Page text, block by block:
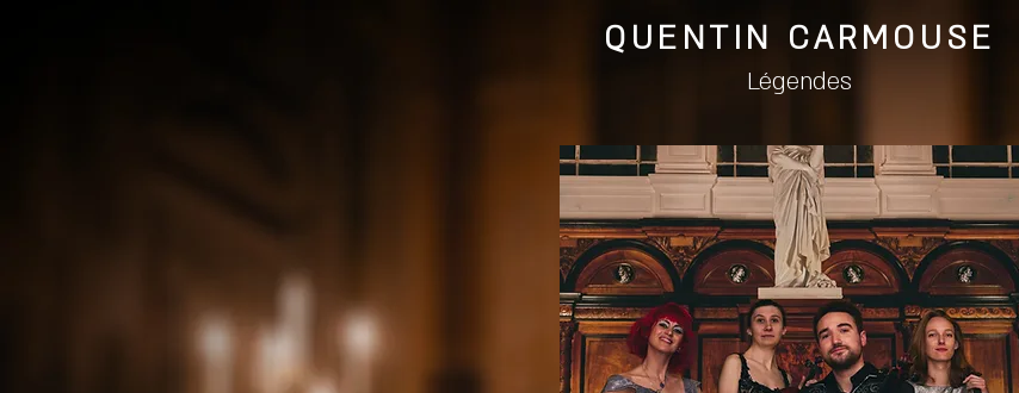
QUENTIN CARMOUSE
Légendes